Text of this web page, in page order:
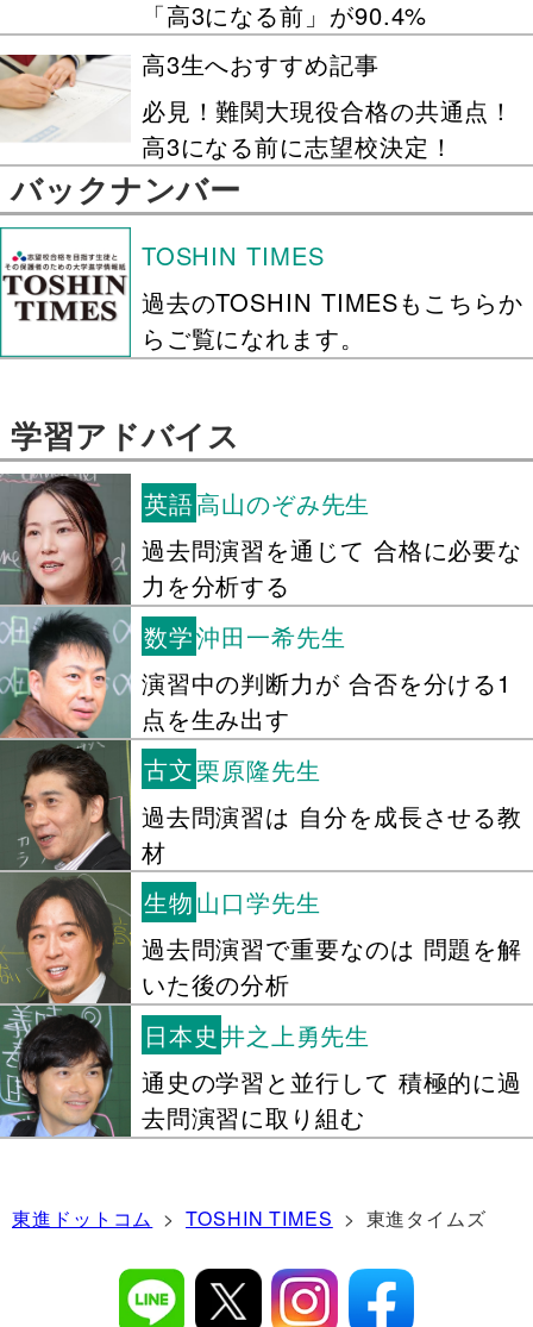
「高3になる前」が90.4%
高3生へおすすめ記事
必見！難関大現役合格の共通点！
高3になる前に志望校決定！
バックナンバー
TOSHIN TIMES
過去のTOSHIN TIMESもこちらか
らご覧になれます。
学習アドバイス
英語高山のぞみ先生
過去問演習を通じて 合格に必要な
力を分析する
数学沖田一希先生
演習中の判断力が 合否を分ける1
点を生み出す
古文栗原隆先生
過去問演習は 自分を成長させる教
材
生物山口学先生
過去問演習で重要なのは 問題を解
いた後の分析
日本史 井之上勇先生
通史の学習と並行して 積極的に過
去問演習に取り組む
東進ドットコム >TOSHIN TIMES > 東進タイムズ